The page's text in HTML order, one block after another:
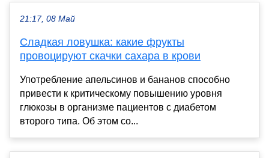
21:17, 08 Май
Сладкая ловушка: какие фрукты
провоцируют скачки сахара в крови
Употребление апельсинов и бананов способно
привести к критическому повышению уровня
глюкозы в организме пациентов с диабетом
второго типа. Об этом со...